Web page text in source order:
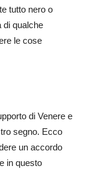
tutto nero o
di qualche
le cose
di Venere e
segno. Ecco
un accordo
in questo